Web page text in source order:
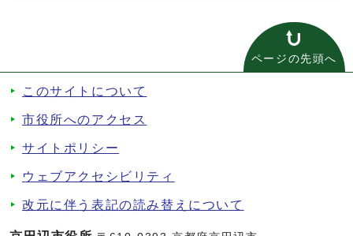
ページの先頭へ
このサイトについて
市役所へのアクセス
サイトポリシー
ウェブアクセシビリティ
改元に伴う表記の読み替えについて